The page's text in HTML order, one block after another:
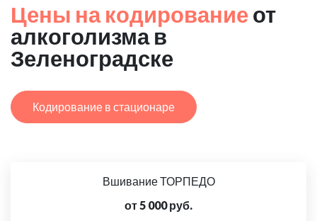
Цены на кодирование от
алкоголизма в
Зеленоградске
Кодирование в стационаре
Вшивание ТОРПЕДО
от 5 000 руб.